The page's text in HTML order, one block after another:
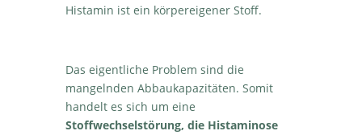
Histamin ist ein körpereigener Stoff.
Das eigentliche Problem sind die
mangelnden Abbaukapazitäten. Somit
handelt es sich um eine
Stoffwechselstörung, die Histaminose